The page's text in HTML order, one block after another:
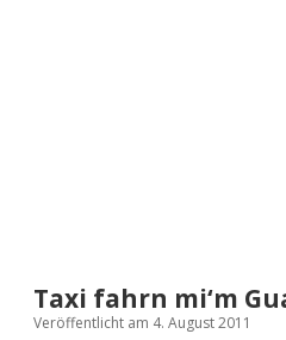
Taxi fahrn mi‘m
Veröffentlicht am 4. August 2011